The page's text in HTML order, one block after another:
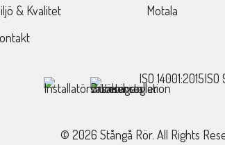
& Kvalitet
Motala
ISO 14001:2015ISO
© 2026 Stångå Rör. All Rights